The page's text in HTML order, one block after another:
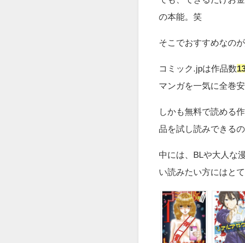
の本能。笑
そこでおすすめなのが
コミック.jpは作品数
マンガを一気に全巻
しかも無料で読める
品を試し読みできる
中には、BLや大人な
い読みたい方にはとて